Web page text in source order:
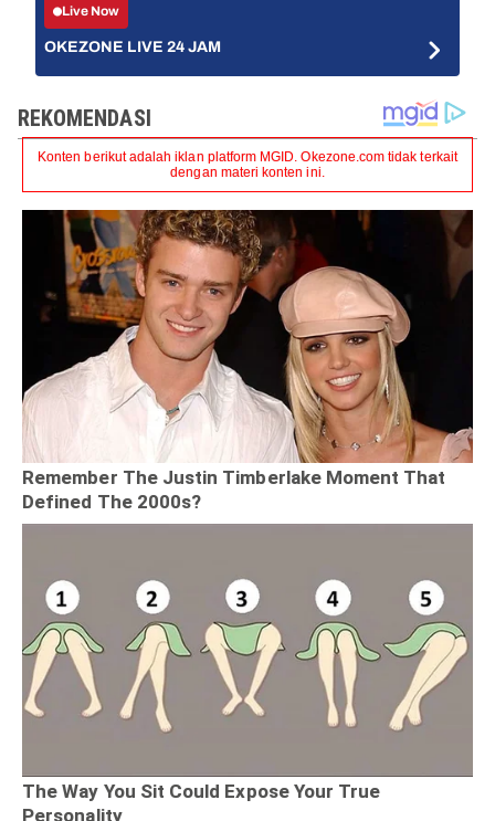
Live Now
OKEZONE LIVE 24 JAM